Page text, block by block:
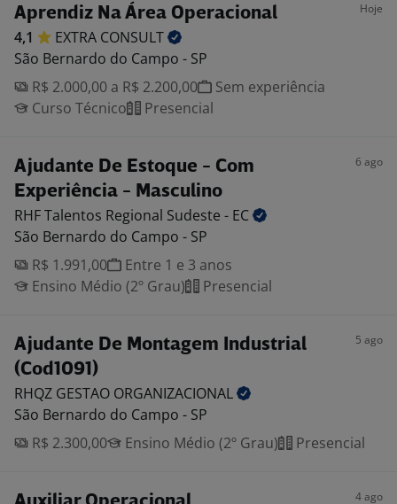
Aprendiz Na Área Operacional Hoje
4,1 EXTRA CONSULT
São Bernardo do Campo - SP
R$ 2.000,00 a R$ 2.200,00
Sem experiência
Curso Técnico
Presencial
Ajudante De Estoque - Com
Experiência - Masculino
6 ago
RHF Talentos Regional Sudeste - EC
São Bernardo do Campo - SP
R$ 1.991,00
Entre 1 e 3 anos
Ensino Médio (2º Grau)
Presencial
Ajudante De Montagem Industrial
(Cod1091)
5 ago
RHQZ GESTAO ORGANIZACIONAL
São Bernardo do Campo - SP
R$ 2.300,00
Ensino Médio (2º Grau) Presencial
4 ago